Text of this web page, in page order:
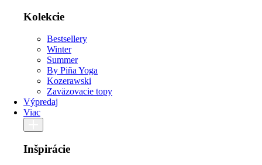
Kolekcie
Bestsellery
Winter
Summer
By Piña Yoga
Kozerawski
Zaväzovacie topy
Výpredaj
Viac
Inšpirácie